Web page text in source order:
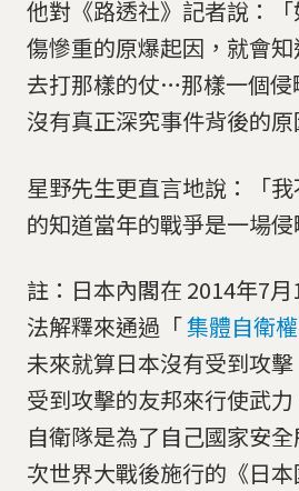
他對《路透社》記者說：
傷慘重的原爆起因，就會
去打那樣的仗…那樣一個侵
沒有真正深究事件背後的原
星野先生更直言地說：「
的知道當年的戰爭是一場侵
註：日本內閣在 2014年7
法解釋來通過「集體自衛權
未來就算日本沒有受到攻
受到攻擊的友邦來行使武
自衛隊是為了自己國家安
次世界大戰後施行的《日